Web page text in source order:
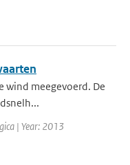
wind meegevoerd. De
| Year: 2013